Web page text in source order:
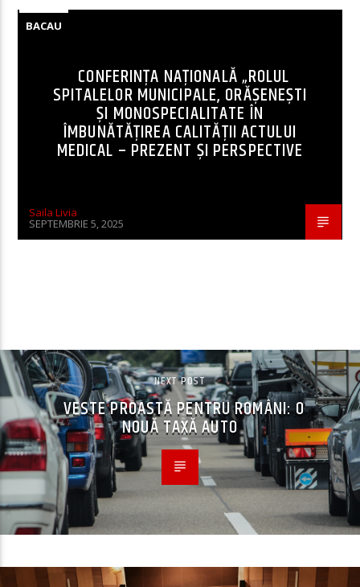
BACAU
CONFERINȚA NAȚIONALĂ „ROLUL
SPITALELOR MUNICIPALE, ORĂȘENEȘTI
ȘI MONOSPECIALITATE ÎN
ÎMBUNĂTĂȚIREA CALITĂȚII ACTULUI
MEDICAL – PREZENT ȘI PERSPECTIVE
Saila Livia
SEPTEMBRIE 5, 2025
NEXT POST
VESTE PROASTĂ PENTRU ROMÂNI: O
NOUĂ TAXĂ AUTO